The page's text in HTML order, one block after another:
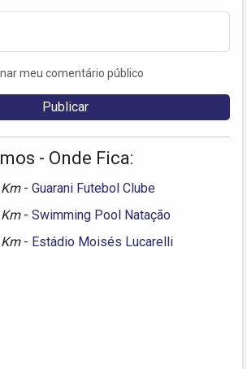
meu comentário público
- Onde Fica:
- Guarani Futebol Clube
- Swimming Pool Natação
- Estádio Moisés Lucarelli